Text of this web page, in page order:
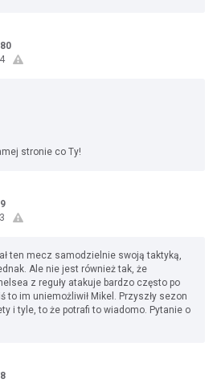
stronie co Ty!
ten mecz samodzielnie swoją taktyką,
Ale nie jest również tak, że
z reguły atakuje bardzo często po
to im uniemożliwił Mikel. Przyszły sezon
i tyle, to że potrafi to wiadomo. Pytanie o